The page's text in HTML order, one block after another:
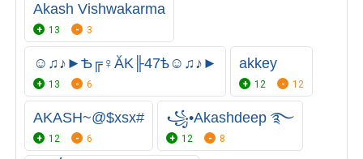
Akash Vishwakarma
13 3
☺♫♪►Ѣ╔♀ĂK╟47ѣ☺♫♪►
13 6
akkey
12 12
AKASH~@$xsx#
12 6
꧁•Akashdeep ࿐
12 8